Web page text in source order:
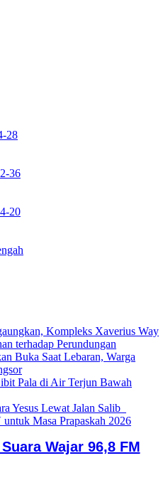
28
36
20
Kompleks Xaverius Way
terhadap Perundungan
Buka Saat Lebaran, Warga
Pala di Air Terjun Bawah
Yesus Lewat Jalan Salib
Masa Prapaskah 2026
Wajar 96,8 FM